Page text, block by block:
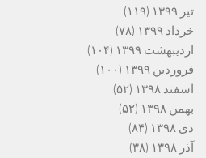
تیر ۱۳۹۹
(۱۱۹)
خرداد ۱۳۹۹
(۷۸)
اردیبهشت ۱۳۹۹
(۱۰۴)
فروردین ۱۳۹۹
(۱۰۰)
اسفند ۱۳۹۸
(۵۲)
بهمن ۱۳۹۸
(۵۲)
دی ۱۳۹۸
(۸۴)
آذر ۱۳۹۸
(۳۸)